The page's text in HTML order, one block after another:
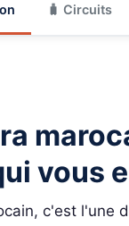
🧳 Circuits
vous
c'est l'une